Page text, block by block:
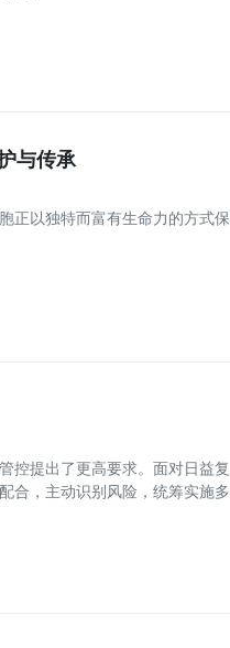
与传承
正以独特而富有生命力的方式保
控提出了更高要求。面对日益复
合，主动识别风险，统筹实施多